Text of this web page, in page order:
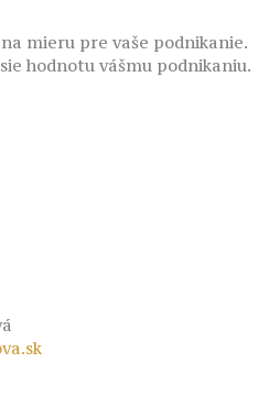
mieru pre vaše podnikanie.
hodnotu vášmu podnikaniu.